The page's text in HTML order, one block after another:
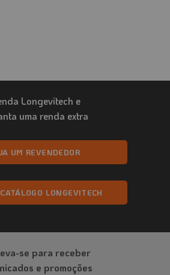
Longevitech e
uma renda extra
UM REVENDEDOR
LONGEVITECH
se para receber
e promoções